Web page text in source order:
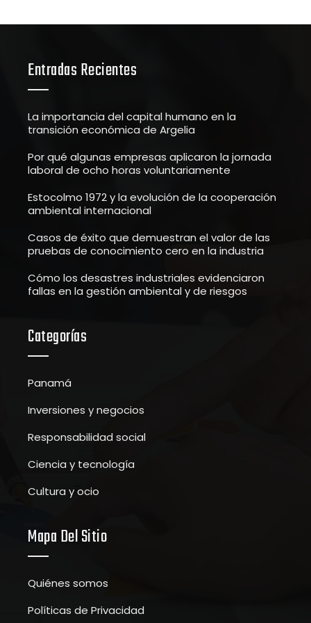
Entradas Recientes
La importancia del capital humano en la
transición económica de Argelia
Por qué algunas empresas aplicaron la jornada
laboral de ocho horas voluntariamente
Estocolmo 1972 y la evolución de la cooperación
ambiental internacional
Casos de éxito que demuestran el valor de las
pruebas de conocimiento cero en la industria
Cómo los desastres industriales evidenciaron
fallas en la gestión ambiental y de riesgos
Categorías
Panamá
Inversiones y negocios
Responsabilidad social
Ciencia y tecnología
Cultura y ocio
Mapa Del Sitio
Quiénes somos
Políticas de Privacidad